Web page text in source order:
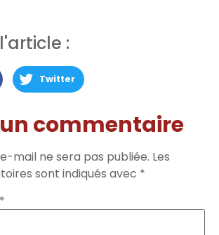
:
Twitter
commentaire
mail ne sera pas publiée. Les
sont indiqués avec *
*